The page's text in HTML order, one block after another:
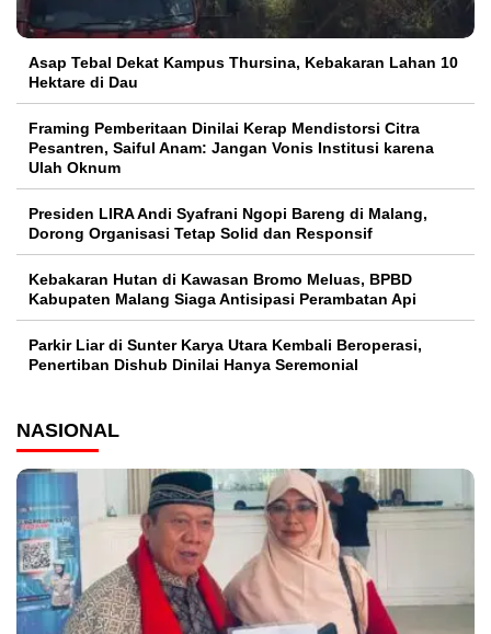
Asap Tebal Dekat Kampus Thursina, Kebakaran Lahan 10
Hektare di Dau
Framing Pemberitaan Dinilai Kerap Mendistorsi Citra
Pesantren, Saiful Anam: Jangan Vonis Institusi karena
Ulah Oknum
Presiden LIRA Andi Syafrani Ngopi Bareng di Malang,
Dorong Organisasi Tetap Solid dan Responsif
Kebakaran Hutan di Kawasan Bromo Meluas, BPBD
Kabupaten Malang Siaga Antisipasi Perambatan Api
Parkir Liar di Sunter Karya Utara Kembali Beroperasi,
Penertiban Dishub Dinilai Hanya Seremonial
NASIONAL